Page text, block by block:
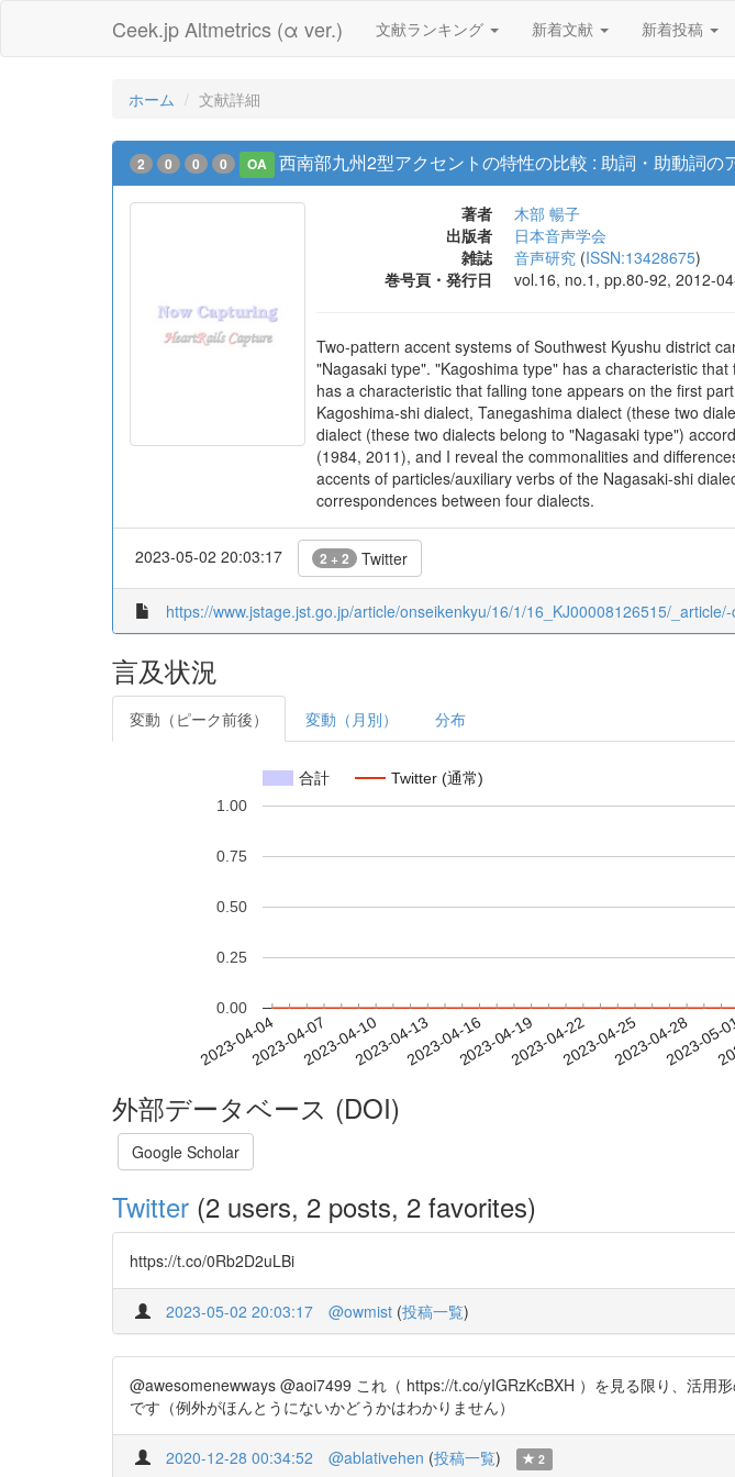
Ceek.jp Altmetrics (α ver.) 文献ランキング 新着文献 新着投稿
ホーム 文献詳細
2 0 0 0 OA 西南部九州2型アクセントの特性の比較 : 助詞・助動詞
著者
木部 暢子
出版者
日本音声学会
雑誌
音声研究 (ISSN:13428675)
巻号頁・発行日
vol.16, no.1, pp.80-92, 2012-
Two-pattern accent systems of Southwest Kyushu district
"Nagasaki type". "Kagoshima type" has a characteristic
has a characteristic that falling tone appears on the first
Kagoshima-shi dialect, Tanegashima dialect (these two
dialect (these two dialects belong to "Nagasaki type")
(1984, 2011), and I reveal the commonalities and
accents of particles/auxiliary verbs of the Nagasaki-shi
correspondences between four dialects.
2023-05-02 20:03:17 2 + 2 Twitter
https://www.jstage.jst.go.jp/article/onseikenkyu/16/1/16_KJ00008126515/
言及状況
変動（ピーク前後） 変動（月別） 分布
合計 Twitter (通常)
2023-04-042023-04-072023-04-102023-04-132023-04-162023-04-192023-04-222023-04-252023-04-28
2023-
0.00
0.25
0.50
0.75
1.00
外部データベース (DOI)
Google Scholar
Twitter (2 users, 2 posts, 2 favorites)
https://t.co/0Rb2D2uLBi
2023-05-02 20:03:17 @owmist (投稿一覧)
@awesomenewways @aoi7499 これ（ https://t.co/yIGRzKcBXH ）を見る限り、活用
です（例外がほんとうにないかどうかはわかりません）
2020-12-28 00:34:52 @ablativehen (投稿一覧) 2